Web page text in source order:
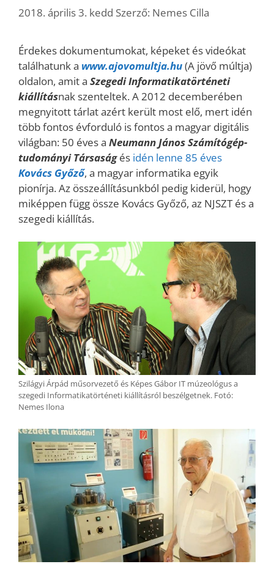
2018. április 3. kedd Szerző: Nemes Cilla
Érdekes dokumentumokat, képeket és videókat
találhatunk a www.ajovomultja.hu(A jövő múltja)
oldalon, amit a SzegediInformatikatörténeti
kiállításnak szenteltek. A 2012 decemberében
megnyitott tárlat azért került most elő, mert idén
több fontos évforduló is fontos a magyar digitális
világban: 50 éves a Neumann János Számítógép-
tudományi Társaságés idén lenne 85 éves
Kovács Győző, a magyar informatika egyik
pionírja. Az összeállításunkból pedig kiderül, hogy
miképpen függ össze Kovács Győző, az NJSZT és a
szegedi kiállítás.
Szilágyi Árpád műsorvezető és Képes Gábor IT múzeológus a
szegedi Informatikatörténeti kiállításról beszélgetnek. Fotó:
Nemes Ilona